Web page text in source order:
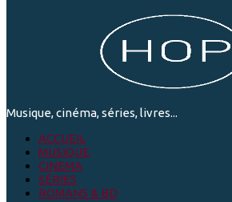
Musique, cinéma, séries, livres...
ACCUEIL
MUSIQUE
CINEMA
SÉRIES
ROMANS & BD